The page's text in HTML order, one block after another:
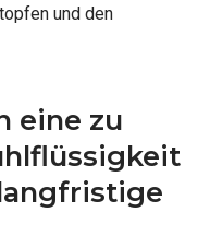
und den
eine zu